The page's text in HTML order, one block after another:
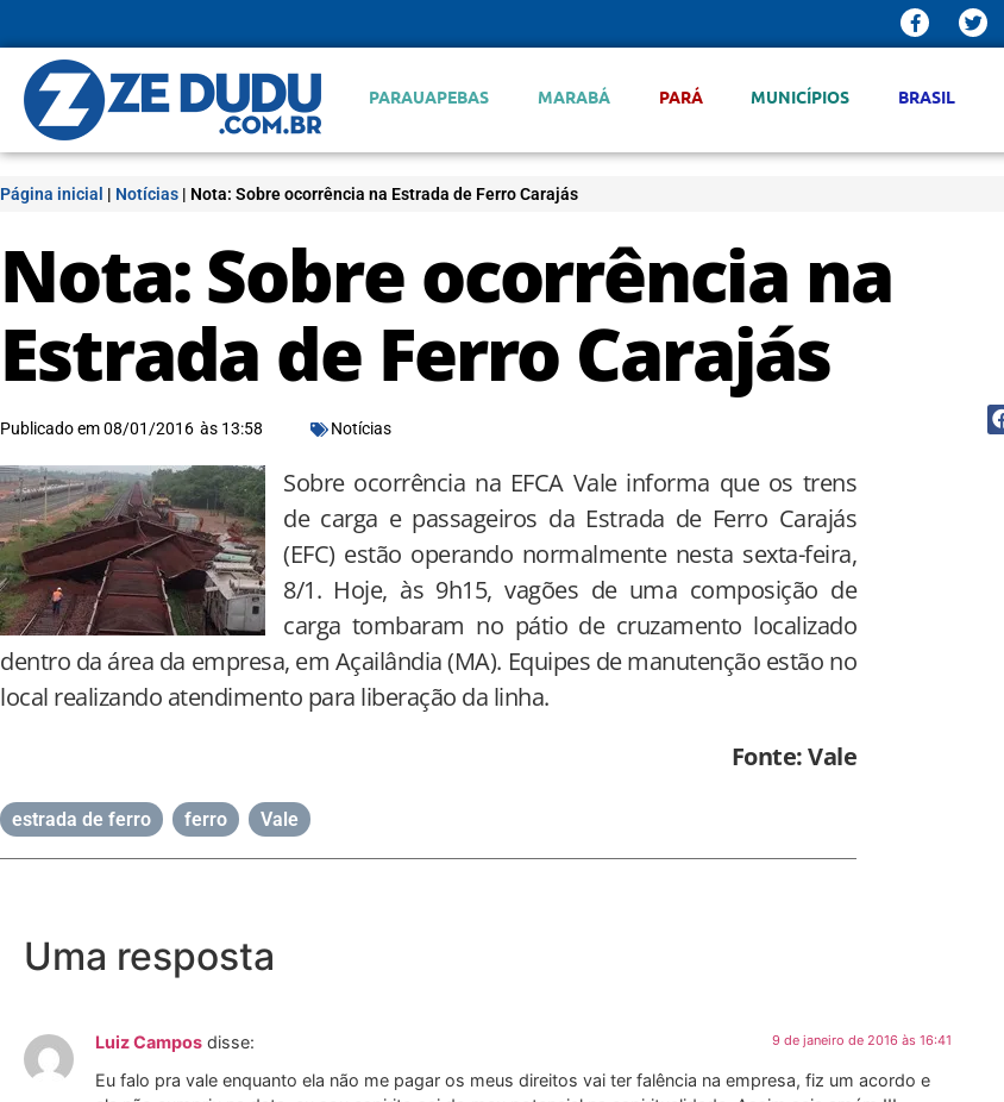
PARAUAPEBAS MARABÁ PARÁ MUNICÍPIOS BRASIL
Página inicial | Notícias | Nota: Sobre ocorrência na Estrada de Ferro Carajás
Nota: Sobre ocorrência na
Estrada de Ferro Carajás
Publicado em08/01/2016 às 13:58 Notícias
Sobre ocorrência na EFCA Vale informa que os trens
de carga e passageiros da Estrada de Ferro Carajás
(EFC) estão operando normalmente nesta sexta-feira,
8/1. Hoje, às 9h15, vagões de uma composição de
carga tombaram no pátio de cruzamento localizado
dentro da área da empresa, em Açailândia (MA). Equipes de manutenção estão no
local realizando atendimento para liberação da linha.
Fonte: Vale
estrada de ferro ferro Vale
Uma resposta
Luiz Campos disse: 9 de janeiro de 2016 às 16:41
Eu falo pra vale enquanto ela não me pagar os meus direitos vai ter falência na empresa, fiz um acordo e